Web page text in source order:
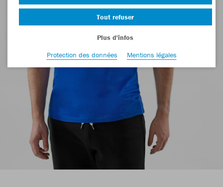
Tout refuser
Plus d'infos
Protection des données
Mentions légales